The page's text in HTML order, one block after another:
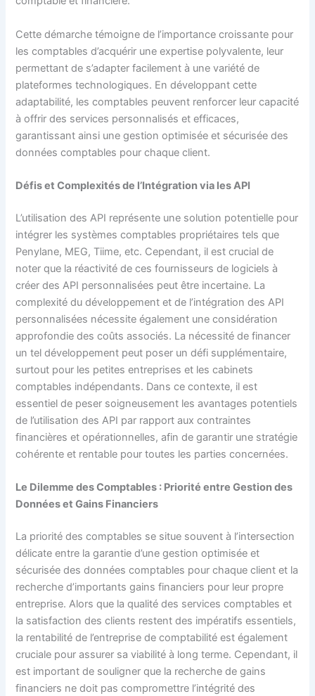
Cette démarche témoigne de l’importance croissante pour
les comptables d’acquérir une expertise polyvalente, leur
permettant de s’adapter facilement à une variété de
plateformes technologiques. En développant cette
adaptabilité, les comptables peuvent renforcer leur capacité
à offrir des services personnalisés et efficaces,
garantissant ainsi une gestion optimisée et sécurisée des
données comptables pour chaque client.
Défis et Complexités de l’Intégration via les API
L’utilisation des API représente une solution potentielle pour
intégrer les systèmes comptables propriétaires tels que
Penylane, MEG, Tiime, etc. Cependant, il est crucial de
noter que la réactivité de ces fournisseurs de logiciels à
créer des API personnalisées peut être incertaine. La
complexité du développement et de l’intégration des API
personnalisées nécessite également une considération
approfondie des coûts associés. La nécessité de financer
un tel développement peut poser un défi supplémentaire,
surtout pour les petites entreprises et les cabinets
comptables indépendants. Dans ce contexte, il est
essentiel de peser soigneusement les avantages potentiels
de l’utilisation des API par rapport aux contraintes
financières et opérationnelles, afin de garantir une stratégie
cohérente et rentable pour toutes les parties concernées.
Le Dilemme des Comptables : Priorité entre Gestion des
Données et Gains Financiers
La priorité des comptables se situe souvent à l’intersection
délicate entre la garantie d’une gestion optimisée et
sécurisée des données comptables pour chaque client et la
recherche d’importants gains financiers pour leur propre
entreprise. Alors que la qualité des services comptables et
la satisfaction des clients restent des impératifs essentiels,
la rentabilité de l’entreprise de comptabilité est également
cruciale pour assurer sa viabilité à long terme. Cependant, il
est important de souligner que la recherche de gains
financiers ne doit pas compromettre l’intégrité des